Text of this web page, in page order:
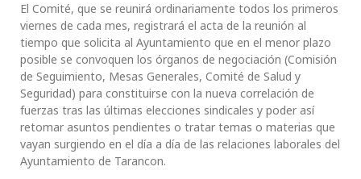
El Comité, que se reunirá ordinariamente todos los primeros
viernes de cada mes, registrará el acta de la reunión al
tiempo que solicita al Ayuntamiento que en el menor plazo
posible se convoquen los órganos de negociación (Comisión
de Seguimiento, Mesas Generales, Comité de Salud y
Seguridad) para constituirse con la nueva correlación de
fuerzas tras las últimas elecciones sindicales y poder así
retomar asuntos pendientes o tratar temas o materias que
vayan surgiendo en el día a día de las relaciones laborales del
Ayuntamiento de Tarancon.